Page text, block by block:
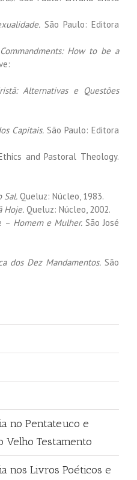
São Paulo: Editora
How to be a
Alternativas e Questões
Capitais.São Paulo: Editora
and Pastoral Theology.
Sal. Queluz: Núcleo, 1983.
Hoje. Queluz: Núcleo, 2002.
– Homem e Mulher.São José
dos Dez Mandamentos. São
no Pentateuco e
Velho Testamento
nos Livros Poéticos e